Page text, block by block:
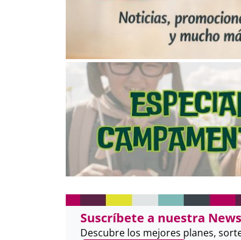
Suscríbete a nuestra
Descubre los mejores planes,